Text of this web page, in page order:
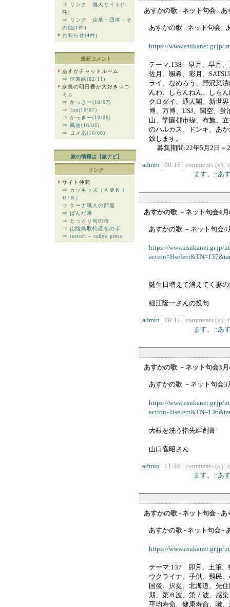
⇒
リンク 個人サイト(1
件)
⇒
リンク 企業・団体・そ
の他(1件)
お知らせ(4件)
最新コメント
あすかチャットルーム
⇒ 佳奈絵(02/11)
奈良の明日香が大好き☆コ
ミュ
⇒ かっきー(10/07)
⇒ Jun(10/07)
⇒ かっきー(10/06)
⇒ 風香(10/06)
⇒ コメあ(10/06)
旅の情報は【旅ナビ】
リンク
サイト仲間
⇒ カッキッズ（Ｋ＠ＫＩ
Ｄ’Ｓ）
⇒ ケーナ職人の部屋
⇒ ぱんだ屋
⇒
とっとり旬の市
⇒ 山陰鳥取特産旬の市
⇒ tottori – tokyo press
あすかの歌 - ネット句会 -
あすかの歌 - ネット句会 -
https://www.asukanet.gr.jp/
テーマ:138 皐月、早月、
佐月、颯希、彩月、
ライ、なめろう、野沢菜
んわ、しらんねん、しら
クロダイ、通天閣、新世
博、万博、USJ、関空、
山、学園都市線、布施、
のハルカス、ドンキ、あ
致します。
募集期間:22年5月2日
| admin | 08:16 | comments (x) |
ます。::あ
あすかの歌 －ネット句会4
あすかの歌 －ネット句会4
https://www.asukanet.gr.jp/
誕生日増えて消えてく妻
細江隆一さんの投句
| admin | 08:11 | comments (x) |
ます。::あ
あすかの歌 －ネット句会3
あすかの歌 －ネット句会3
https://www.asukanet.gr.jp/
大根を洗う指先絆創膏
山口雀昭さん
| admin | 11:46 | comments (x) |
ます。::あ
あすかの歌 - ネット句会 -
あすかの歌 - ネット句会 -
https://www.asukanet.gr.jp/
テーマ:137 卯月、土筆、
ウクライナ、子供、難民
国後、択捉、北海道、先
期、第６波、第７波、感
平均寿命、健康寿命、嗽